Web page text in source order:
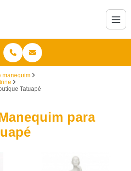
manequim
Tatuapé
para